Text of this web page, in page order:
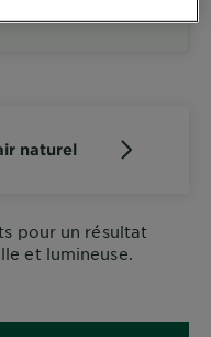
naturel
pour un résultat
et lumineuse.